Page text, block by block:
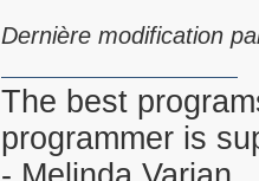
Dernière modification
The best
programmer is